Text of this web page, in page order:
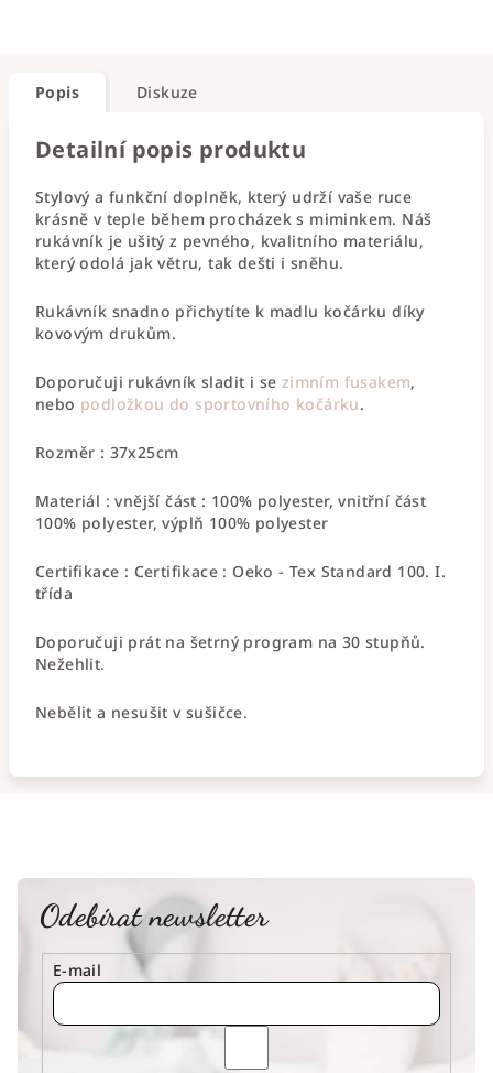
Popis Diskuze
Detailní popis produktu
Stylový a funkční doplněk, který udrží vaše ruce
krásně v teple během procházek s miminkem. Náš
rukávník je ušitý z pevného, kvalitního materiálu,
který odolá jak větru, tak dešti i sněhu.
Rukávník snadno přichytíte k madlu kočárku díky
kovovým drukům.
Doporučuji rukávník sladit i se zimním fusakem,
nebo podložkou do sportovního kočárku.
Rozměr : 37x25cm
Materiál : vnější část : 100% polyester, vnitřní část
100% polyester, výplň 100% polyester
Certifikace : Certifikace : Oeko - Tex Standard 100. I.
třída
Doporučuji prát na šetrný program na 30 stupňů.
Nežehlit.
Nebělit a nesušit v sušičce.
Odebírat newsletter
E-mail